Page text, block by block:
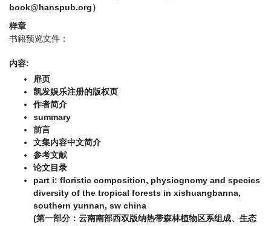
book@hanspub.org）
样章
书籍预览文件：
内容:
扉页
凯发娱乐注册的版权页
作者简介
summary
前言
文集内容中文简介
参考文献
论文目录
part i: floristic composition, physiognomy and species
diversity of the tropical forests in xishuangbanna,
southern yunnan, sw china
(第一部分：云南南部西双版纳热带森林植物区系组成、生态